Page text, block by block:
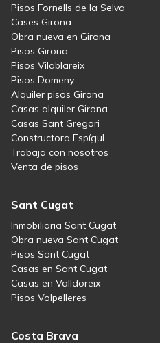
Pisos Fornells de la Selva
Cases Girona
Obra nueva en Girona
Pisos Girona
Pisos Vilablareix
Pisos Domeny
Alquiler pisos Girona
Casas alquiler Girona
Casas Sant Gregori
Constructora Espígul
Trabaja con nosotros
Venta de pisos
Sant Cugat
Inmobiliaria Sant Cugat
Obra nueva Sant Cugat
Pisos Sant Cugat
Casas en Sant Cugat
Casas en Valldoreix
Pisos Volpelleres
Costa Brava